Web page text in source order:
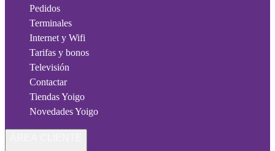
Pedidos
Terminales
Internet y Wifi
Tarifas y bonos
Televisión
Contactar
Tiendas Yoigo
Novedades Yoigo